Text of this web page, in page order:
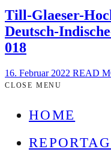
Till-Glaeser-
Deutsch-
018
16. Februar 2022 READ
CLOSE MENU
HOME